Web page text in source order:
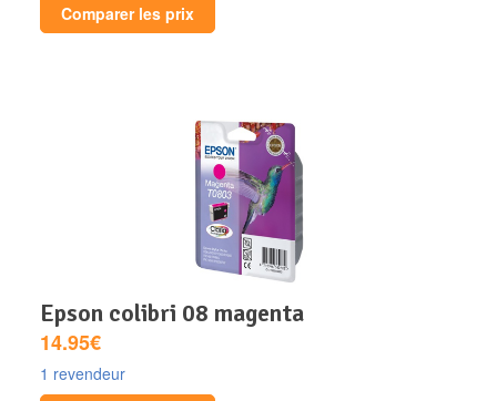
Comparer les prix
epson colibri 08 magenta
14.95€
1 revendeur